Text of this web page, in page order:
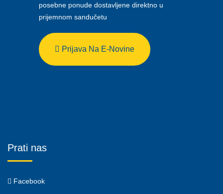
posebne ponude dostavljene direktno u
prijemnom sandučetu
Prijava Na E-Novine
Prati nas
Facebook